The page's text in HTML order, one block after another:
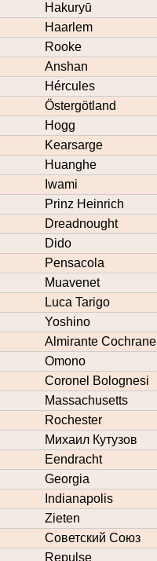
Hakuryū
Haarlem
Rooke
Anshan
Hércules
Östergötland
Hogg
Kearsarge
Huanghe
Iwami
Prinz Heinrich
Dreadnought
Dido
Pensacola
Muavenet
Luca Tarigo
Yoshino
Almirante Cochrane
Omono
Coronel Bolognesi
Massachusetts
Rochester
Михаил Кутузов
Eendracht
Georgia
Indianapolis
Zieten
Советский Союз
Repulse